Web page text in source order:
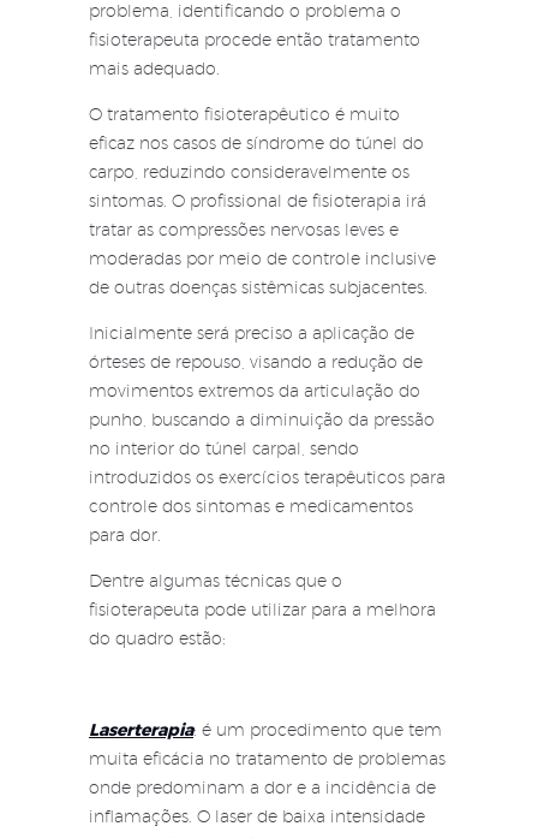
problema, identificando o problema o
fisioterapeuta procede então tratamento
mais adequado.
O tratamento fisioterapêutico é muito
eficaz nos casos de síndrome do túnel do
carpo, reduzindo consideravelmente os
sintomas. O profissional de fisioterapia irá
tratar as compressões nervosas leves e
moderadas por meio de controle inclusive
de outras doenças sistêmicas subjacentes.
Inicialmente será preciso a aplicação de
órteses de repouso, visando a redução de
movimentos extremos da articulação do
punho, buscando a diminuição da pressão
no interior do túnel carpal, sendo
introduzidos os exercícios terapêuticos para
controle dos sintomas e medicamentos
para dor.
Dentre algumas técnicas que o
fisioterapeuta pode utilizar para a melhora
do quadro estão:
Laserterapia: é um procedimento que tem
muita eficácia no tratamento de problemas
onde predominam a dor e a incidência de
inflamações. O laser de baixa intensidade